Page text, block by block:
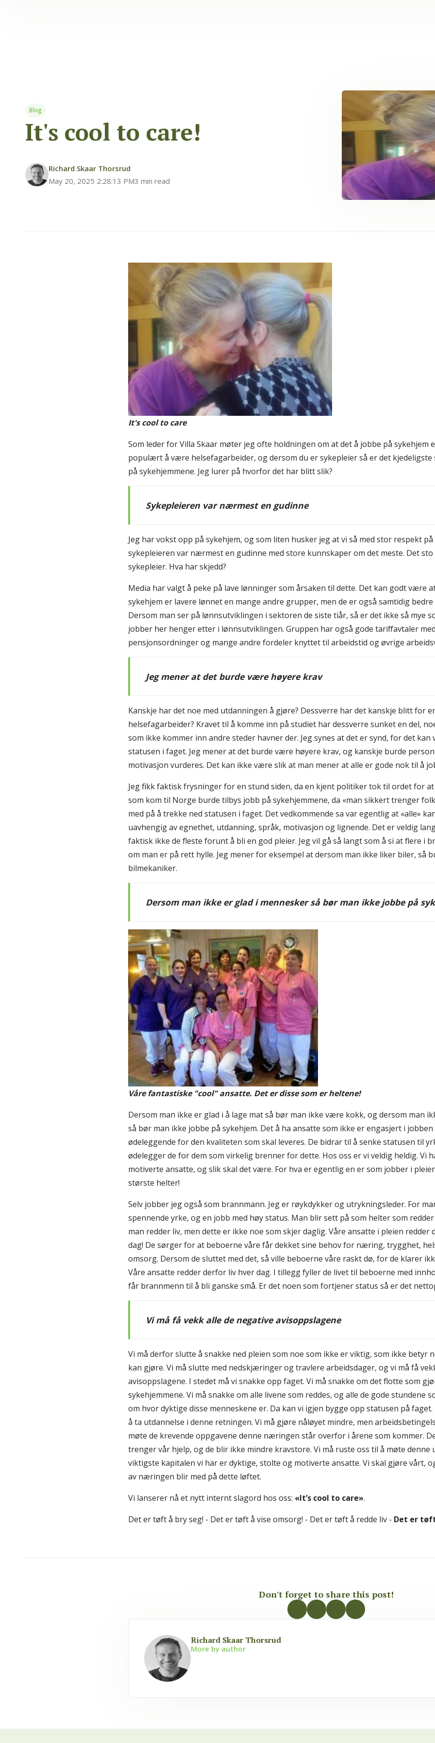
Blog
It's cool to care!
Richard Skaar Thorsrud
May 20, 2025 2:28:13 PM3 min read
It's cool to care
Som leder for Villa Skaar møter jeg ofte holdningen om at det å jobbe på sykehjem
populært å være helsefagarbeider, og dersom du er sykepleier så er det
på sykehjemmene. Jeg lurer på hvorfor det har blitt slik?
Sykepleieren var nærmest en gudinne
Jeg har vokst opp på sykehjem, og som liten husker jeg at vi så med stor respekt
sykepleieren var nærmest en gudinne med store kunnskaper om det meste. Det
sykepleier. Hva har skjedd?
Media har valgt å peke på lave lønninger som årsaken til dette. Det kan godt være
sykehjem er lavere lønnet en mange andre grupper, men de er også samtidig
Dersom man ser på lønnsutviklingen i sektoren de siste tiår, så er det ikke så mye
jobber her henger etter i lønnsutviklingen. Gruppen har også gode tariffavtaler
pensjonsordninger og mange andre fordeler knyttet til arbeidstid og øvrige
Jeg mener at det burde være høyere krav
Kanskje har det noe med utdanningen å gjøre? Dessverre har det kanskje blitt for
helsefagarbeider? Kravet til å komme inn på studiet har dessverre sunket en del,
som ikke kommer inn andre steder havner der. Jeg synes at det er synd, for det kan
statusen i faget. Jeg mener at det burde være høyere krav, og kanskje burde
motivasjon vurderes. Det kan ikke være slik at man mener at alle er gode nok til å
Jeg fikk faktisk frysninger for en stund siden, da en kjent politiker tok til ordet for
som kom til Norge burde tilbys jobb på sykehjemmene, da «man sikkert trenger
med på å trekke ned statusen i faget. Det vedkommende sa var egentlig at «alle»
uavhengig av egnethet, utdanning, språk, motivasjon og lignende. Det er veldig
faktisk ikke de fleste forunt å bli en god pleier. Jeg vil gå så langt som å si at flere i
om man er på rett hylle. Jeg mener for eksempel at dersom man ikke liker biler, så
bilmekaniker.
Dersom man ikke er glad i mennesker så bør man ikke jobbe på
Våre fantastiske "cool" ansatte. Det er disse som er heltene!
Dersom man ikke er glad i å lage mat så bør man ikke være kokk, og dersom man
så bør man ikke jobbe på sykehjem. Det å ha ansatte som ikke er engasjert i
ødeleggende for den kvaliteten som skal leveres. De bidrar til å senke statusen til
ødelegger de for dem som virkelig brenner for dette. Hos oss er vi veldig heldig. Vi
motiverte ansatte, og slik skal det være. For hva er egentlig en er som jobber i
største helter!
Selv jobber jeg også som brannmann. Jeg er røykdykker og utrykningsleder. For
spennende yrke, og en jobb med høy status. Man blir sett på som helter som
man redder liv, men dette er ikke noe som skjer daglig. Våre ansatte i pleien redder
dag! De sørger for at beboerne våre får dekket sine behov for næring, trygghet,
omsorg. Dersom de sluttet med det, så ville beboerne våre raskt dø, for de klarer
Våre ansatte redder derfor liv hver dag. I tillegg fyller de livet til beboerne med
får brannmenn til å bli ganske små. Er det noen som fortjener status så er det
Vi må få vekk alle de negative avisoppslagene
Vi må derfor slutte å snakke ned pleien som noe som ikke er viktig, som ikke betyr
kan gjøre. Vi må slutte med nedskjæringer og travlere arbeidsdager, og vi må få
avisoppslagene. I stedet må vi snakke opp faget. Vi må snakke om det flotte som
sykehjemmene. Vi må snakke om alle livene som reddes, og alle de gode stundene
om hvor dyktige disse menneskene er. Da kan vi igjen bygge opp statusen på
å ta utdannelse i denne retningen. Vi må gjøre nåløyet mindre, men
møte de krevende oppgavene denne næringen står overfor i årene som kommer.
trenger vår hjelp, og de blir ikke mindre kravstore. Vi må ruste oss til å møte
viktigste kapitalen vi har er dyktige, stolte og motiverte ansatte. Vi skal gjøre vårt,
av næringen blir med på dette løftet.
Vi lanserer nå et nytt internt slagord hos oss: «It’s cool to care».
Det er tøft å bry seg! - Det er tøft å vise omsorg! - Det er tøft å redde liv - Det er
Don't forget to share this post!
Richard Skaar Thorsrud
More by author